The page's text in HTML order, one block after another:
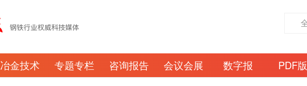
冶金技术 专题专栏 咨询报告 会议会展 数字报 PDF版